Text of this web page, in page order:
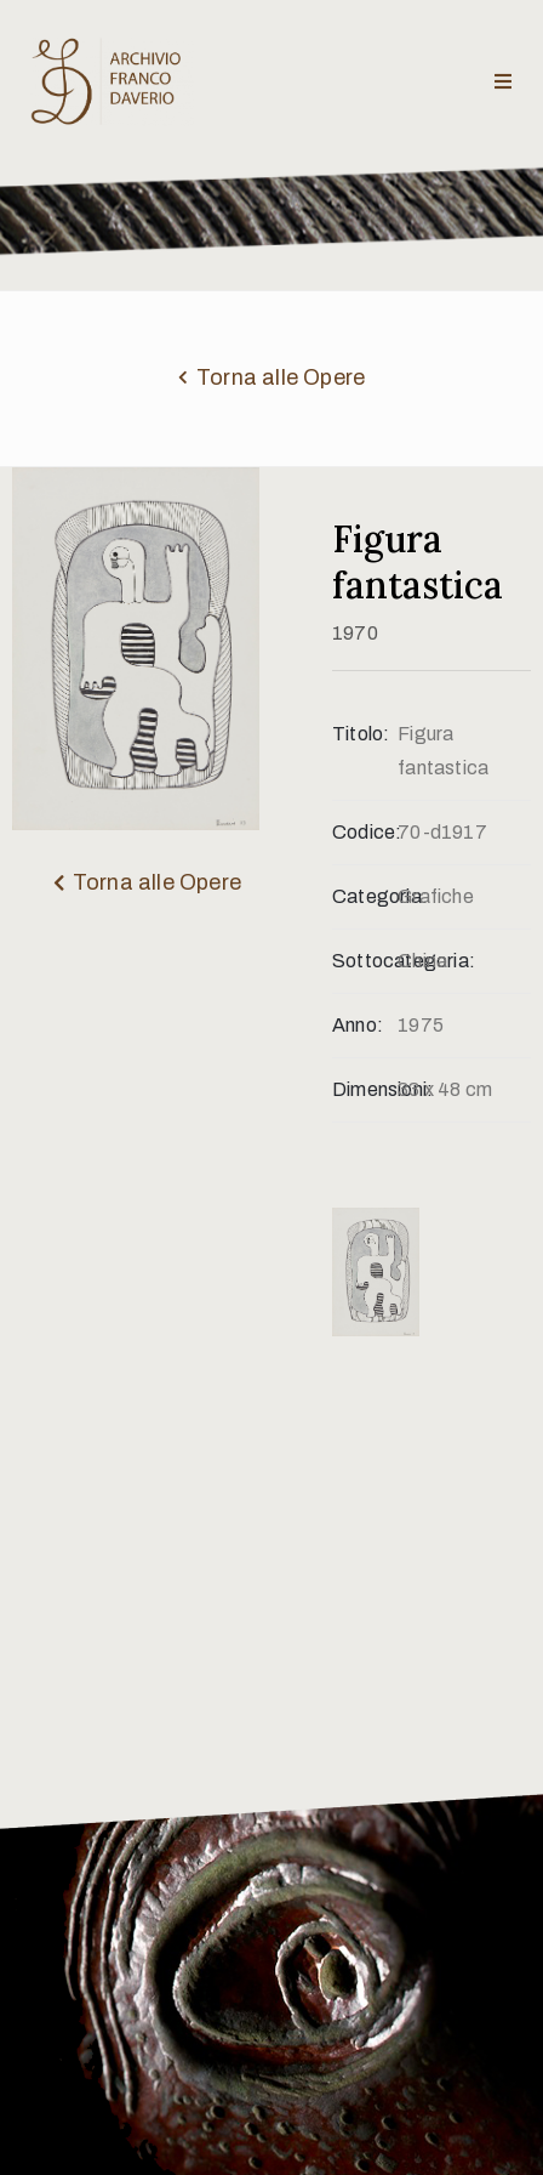
Archivio
Franco
Daverio
critici
Contatti
Torna alle Opere
Torna alle Opere
Figura
fantastica
1970
Titolo: Figura
fantastica
Codice:70-d1917
Categoria:Grafiche
Sottocategoria:
China
Anno: 1975
Dimensioni:33 x 48 cm